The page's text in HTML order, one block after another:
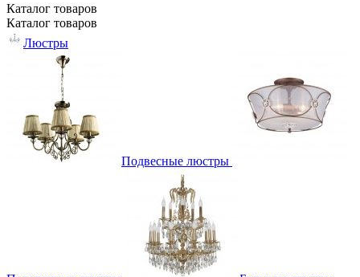
Каталог товаров
Каталог товаров
Люстры
Подвесные люстры